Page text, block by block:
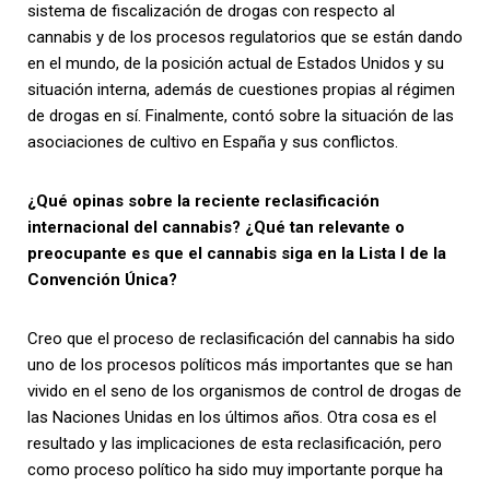
sistema de fiscalización de drogas con respecto al
cannabis y de los procesos regulatorios que se están dando
en el mundo, de la posición actual de Estados Unidos y su
situación interna, además de cuestiones propias al régimen
de drogas en sí. Finalmente, contó sobre la situación de las
asociaciones de cultivo en España y sus conflictos.
¿Qué opinas sobre la reciente reclasificación
internacional del cannabis? ¿Qué tan relevante o
preocupante es que el cannabis siga en la Lista I de la
Convención Única?
Creo que el proceso de reclasificación del cannabis ha sido
uno de los procesos políticos más importantes que se han
vivido en el seno de los organismos de control de drogas de
las Naciones Unidas en los últimos años. Otra cosa es el
resultado y las implicaciones de esta reclasificación, pero
como proceso político ha sido muy importante porque ha